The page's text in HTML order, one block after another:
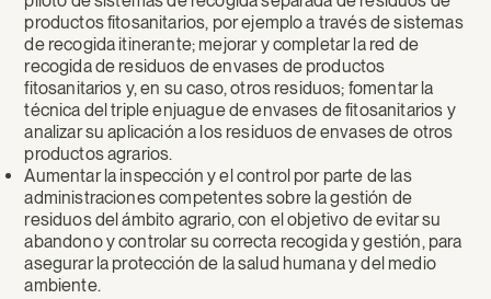
productos fitosanitarios, por ejemplo a través de sistemas
de recogida itinerante; mejorar y completar la red de
recogida de residuos de envases de productos
fitosanitarios y, en su caso, otros residuos; fomentar la
técnica del triple enjuague de envases de fitosanitarios y
analizar su aplicación a los residuos de envases de otros
productos agrarios.
Aumentar la inspección y el control por parte de las
administraciones competentes sobre la gestión de
residuos del ámbito agrario, con el objetivo de evitar su
abandono y controlar su correcta recogida y gestión, para
asegurar la protección de la salud humana y del medio
ambiente.